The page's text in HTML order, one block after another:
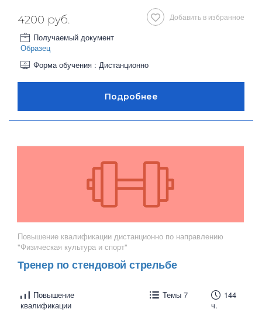
Добавить в избранное
4200 руб.
Получаемый документ
Образец
Форма обучения : Дистанционно
Повышение квалификации дистанционно по направлению
"Физическая культура и спорт"
Тренер по стендовой стрельбе
Повышение
квалификации
Темы 7
144
ч.